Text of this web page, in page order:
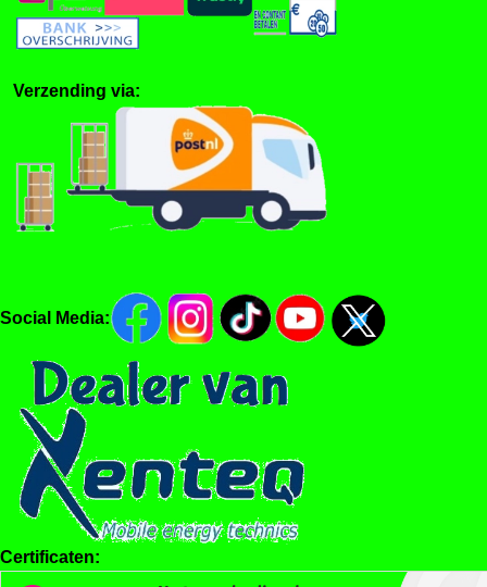
Verzending via:
Social Media:
Certificaten: